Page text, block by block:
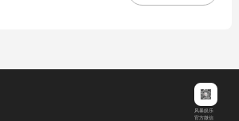
风暴娱乐
官方微信